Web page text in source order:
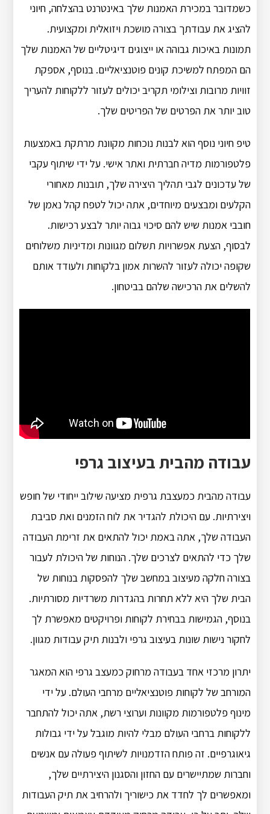
כשמדובר במכירת האמנות שלך באינטרנט בהצלחה, חיוני
להציג את עבודתך בצורה מושכת ויזואלית ומקצועית.
תמונות באיכות גבוהה או ייצוגים דיגיטליים של האמנות שלך
הם המפתח למשיכת קונים פוטנציאליים. בנוסף, אספקת
זוויות מרובות וצילומי תקריב יכולים לעזור ללקוחות להעריך
טוב יותר את הפרטים של הפריטים שלך.
טיפ חיוני נוסף הוא לבנות נוכחות מקוונת מרתקת באמצעות
פלטפורמות מדיה חברתית ואתר אישי. על ידי שיתוף עקבי
של עדכונים לגבי תהליך היצירה שלך, תובנות מאחורי
הקלעים ומבצעים מיוחדים, אתה יכול לטפח קהל נאמן של
חובבי אמנות שיש להם סיכוי גבוה יותר לבצע רכישות.
לבסוף, הצעת אפשרויות תשלום מגוונות ומדיניות משלוחים
שקופה יכולה לעזור להשרות אמון בלקוחות ולעודד אותם
להשלים את הרכישה שלהם בביטחון.
עבודה מהבית בעיצוב גרפי
עבודה מהבית כמעצבת גרפית מציעה שילוב ייחודי של חופש
ויצירתיות. עם היכולת להגדיר את לוח הזמנים ואת סביבת
העבודה שלך, אתה באמת יכול להתאים את זרימת העבודה
שלך כדי להתאים לצרכים שלך. הנוחות של היכולת לעבור
בצורה חלקה מעיצוב במחשב שלך להפסקות בנוחות של
הבית שלך היא ללא תחרות בהגדרות משרדיות מסורתיות.
בנוסף, הגמישות בבחירת לקוחות ופרויקטים מאפשרת לך
לחקור נישות שונות בעיצוב גרפי ולבנות תיק עבודות מגוון.
יתרון מרכזי אחד בעבודה מרחוק כמעצב גרפי הוא המאגר
המורחב של לקוחות פוטנציאליים מרחבי העולם. על ידי
מינוף פלטפורמות מקוונות וערוצי רשת, אתה יכול להתחבר
ללקוחות ברחבי העולם מבלי להיות מוגבל על ידי גבולות
גיאוגרפיים. זה פותח הזדמנויות לשיתוף פעולה עם אנשים
וחברות שמתיישרים עם החזון והסגנון היצירתיים שלך,
ומאפשרים לך לחדד את כישוריך ולהרחיב את תיק העבודות